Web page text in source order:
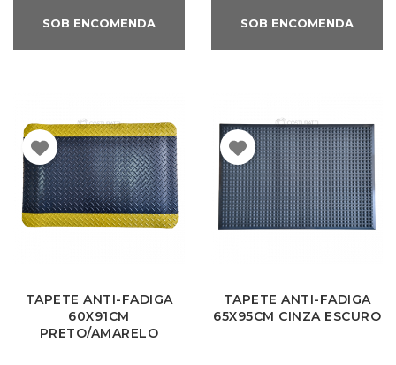
SOB ENCOMENDA SOB ENCOMENDA
TAPETE ANTI-FADIGA
60X91CM
PRETO/AMARELO
TAPETE ANTI-FADIGA
65X95CM CINZA ESCURO